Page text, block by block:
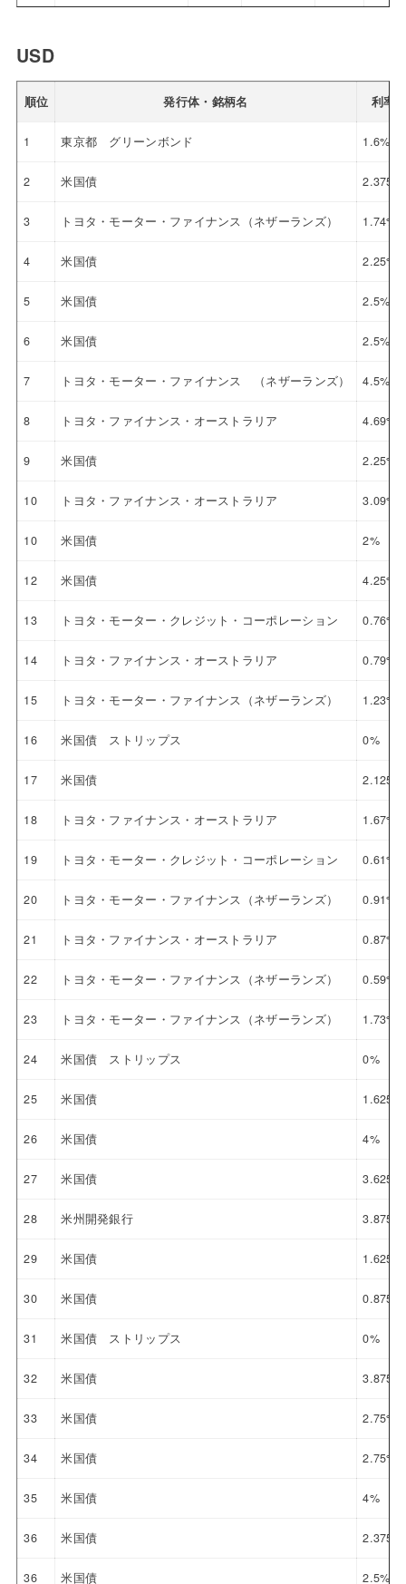
USD
順位 発行体・銘柄名 利率
1 東京都 グリーンボンド 1.6%
2 米国債 2.375%
3 トヨタ・モーター・ファイナンス（ネザーランズ） 1.74%
4 米国債 2.25%
5 米国債 2.5%
6 米国債 2.5%
7 トヨタ・モーター・ファイナンス （ネザーランズ） 4.5%
8 トヨタ・ファイナンス・オーストラリア 4.69%
9 米国債 2.25%
10 トヨタ・ファイナンス・オーストラリア 3.09%
10 米国債 2%
12 米国債 4.25%
13 トヨタ・モーター・クレジット・コーポレーション 0.76%
14 トヨタ・ファイナンス・オーストラリア 0.79%
15 トヨタ・モーター・ファイナンス（ネザーランズ） 1.23%
16 米国債 ストリップス 0%
17 米国債 2.125%
18 トヨタ・ファイナンス・オーストラリア 1.67%
19 トヨタ・モーター・クレジット・コーポレーション 0.61%
20 トヨタ・モーター・ファイナンス（ネザーランズ） 0.91%
21 トヨタ・ファイナンス・オーストラリア 0.87%
22 トヨタ・モーター・ファイナンス（ネザーランズ） 0.59%
23 トヨタ・モーター・ファイナンス（ネザーランズ） 1.73%
24 米国債 ストリップス 0%
25 米国債 1.625%
26 米国債 4%
27 米国債 3.625%
28 米州開発銀行 3.875%
29 米国債 1.625%
30 米国債 0.875%
31 米国債 ストリップス 0%
32 米国債 3.875%
33 米国債 2.75%
34 米国債 2.75%
35 米国債 4%
36 米国債 2.375%
36 米国債 2.5%